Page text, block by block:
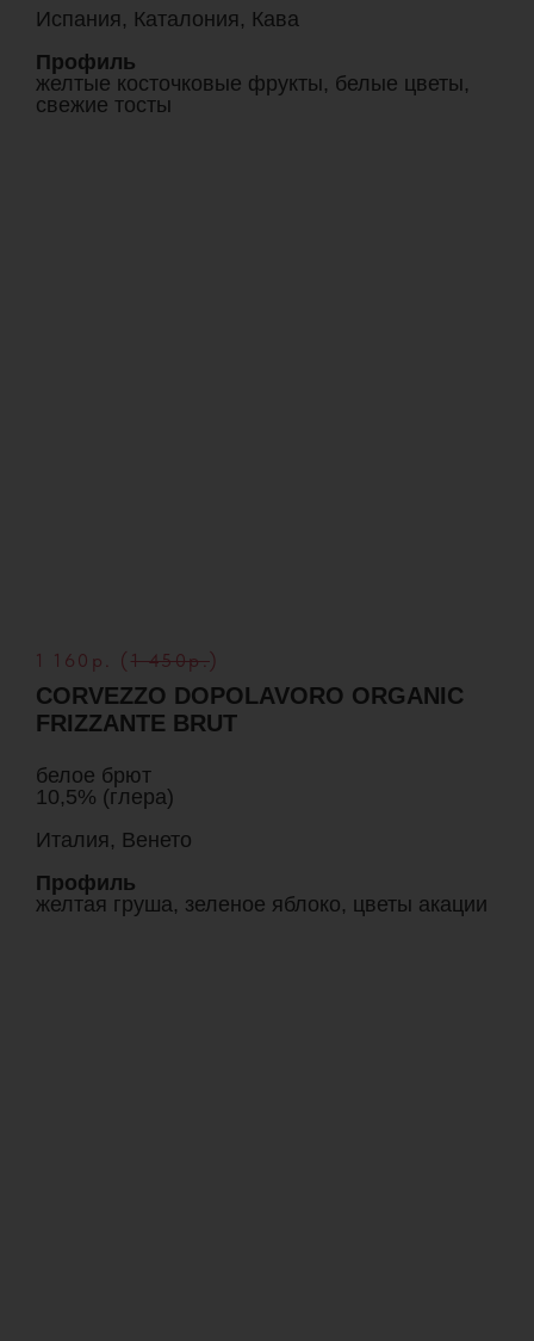
Испания, Каталония, Кава
Профиль
желтые косточковые фрукты, белые цветы,
свежие тосты
1 160р. ( 1 450р.)
CORVEZZO DOPOLAVORO ORGANIC
FRIZZANTE BRUT
белое брют
10,5% (глера)
Италия, Венето
Профиль
желтая груша, зеленое яблоко, цветы акации